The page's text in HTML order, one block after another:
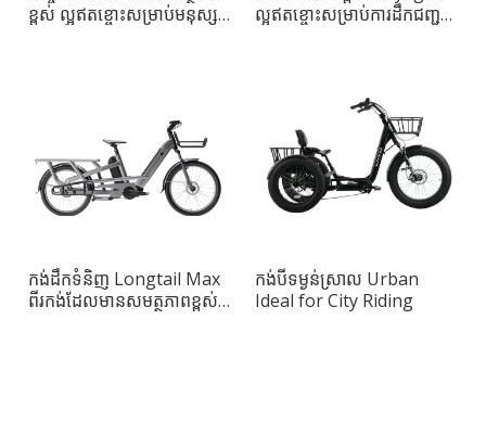
ខ្ពស់ ល្អឥតខ្ចោះសម្រាប់មនុស្ស
ល្អឥតខ្ចោះសម្រាប់ការដឹកជញ្ជូន
កង់ដឹកទំនិញ Longtail Max
ពីរកង់ដែលមានសមត្ថភាពខ្ពស់
កង់បីទម្ងន់ស្រាល Urban
Ideal for City Riding